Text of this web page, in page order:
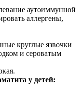
аутоиммунной
аллергены,
круглые язвочки
и сероватым
у детей: